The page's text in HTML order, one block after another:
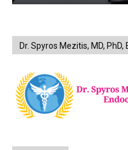
Dr. Spyros Mezitis, MD,